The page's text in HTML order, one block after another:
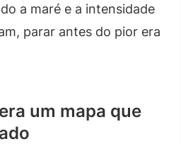
a maré e a intensidade
parar antes do pior era
um mapa que